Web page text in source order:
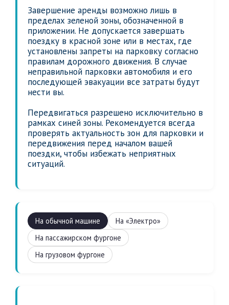
Завершение аренды возможно лишь в
пределах зеленой зоны, обозначенной в
приложении. Не допускается завершать
поездку в красной зоне или в местах, где
установлены запреты на парковку согласно
правилам дорожного движения. В случае
неправильной парковки автомобиля и его
последующей эвакуации все затраты будут
нести вы.
Передвигаться разрешено исключительно в
рамках синей зоны. Рекомендуется всегда
проверять актуальность зон для парковки и
передвижения перед началом вашей
поездки, чтобы избежать неприятных
ситуаций.
На обычной машине
На «Электро»
На пассажирском фургоне
На грузовом фургоне